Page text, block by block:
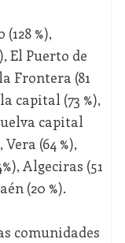
%),
El Puerto de
Frontera (81
capital (73 %),
capital
(64 %),
Algeciras (51
(20 %).
comunidades